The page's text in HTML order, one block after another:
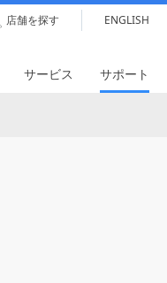
店舗を探す ENGLISH
サービス サポート